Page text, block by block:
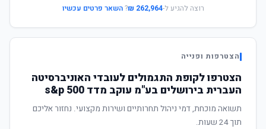
רוצה להגיע ל-262,964 ₪
?השאר פרטים עכשיו
הצטרפות ופנייה
הצטרפו לקופת התגמולים לעובדי האוניברסיטה
העברית בירושלים בע"מ עוקב מדד s&p 500
תשואה מוכחת, דמי ניהול תחרותיים ושירות מקצועי. נחזור אליכם
תוך 24 שעות.